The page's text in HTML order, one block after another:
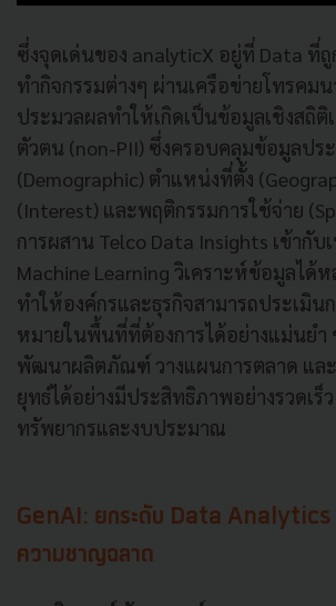
ซึ่งจุดเด่นของ analyticX อยู่ที่ Data ที่ถู
ทำกิจกรรมต่างๆ ผ่านเครือข่ายโทรคม
ประมวลผลทำให้เกิดเป็นข้อมูลเชิงสถิติ
ตัวตน (non-PII) ซึ่งครอบคลุมข้อมูลปร
(Demographic) ตำแหน่งที่ตั้ง
(Interest) และพฤติกรรมการใช้จ่าย
การผสาน Telco Data Insights เข้ากับ
Machine Learning วิเคราะห์ข้อมูลได้
ทำให้องค์กรและธุรกิจสามารถประเมิน
หมายในพื้นที่ที่ต้องการได้อย่างแม่นยำ
พัฒนาผลิตภัณฑ์ วางแผนการตลาด แล
ยุทธ์ได้อย่างมีประสิทธิภาพอย่างรวดเร็
ทรัพยากรและงบประมาณ
GenAI: ยกระดับ Data Analytics
ความชาญฉลาด